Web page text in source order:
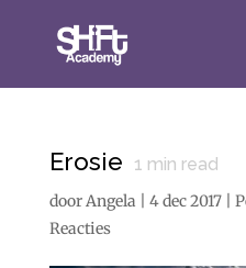
Erosie 1 min read
doorAngela 4 dec 2017|
Reacties